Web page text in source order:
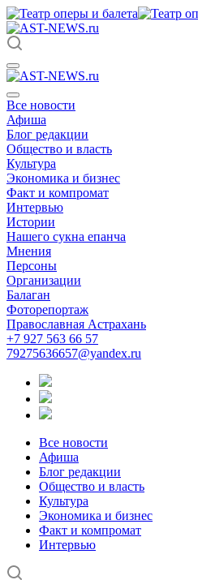
Все новости
Афиша
Блог редакции
Общество и власть
Культура
Экономика и бизнес
Факт и компромат
Интервью
Истории
Нашего сукна епанча
Мнения
Персоны
Организации
Балаган
Фоторепортаж
Православная Астрахань
+7 927 563 66 57
79275636657@yandex.ru
Все новости
Афиша
Блог редакции
Общество и власть
Культура
Экономика и бизнес
Факт и компромат
Интервью